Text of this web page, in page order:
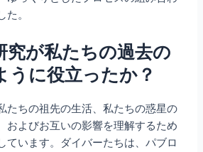
。
究が私たちの過去の
うに役立ったか？
たちの祖先の生活、私たちの惑星の
およびお互いの影響を理解するため
ています。ダイバーたちは、パブロ